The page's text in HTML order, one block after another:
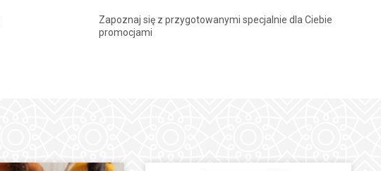
Zapoznaj się z przygotowanymi specjalnie dla Ciebie
promocjami